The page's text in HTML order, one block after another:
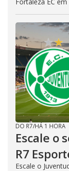
DO R7/HÁ 1 HORA
Escale o
R7
Escale o